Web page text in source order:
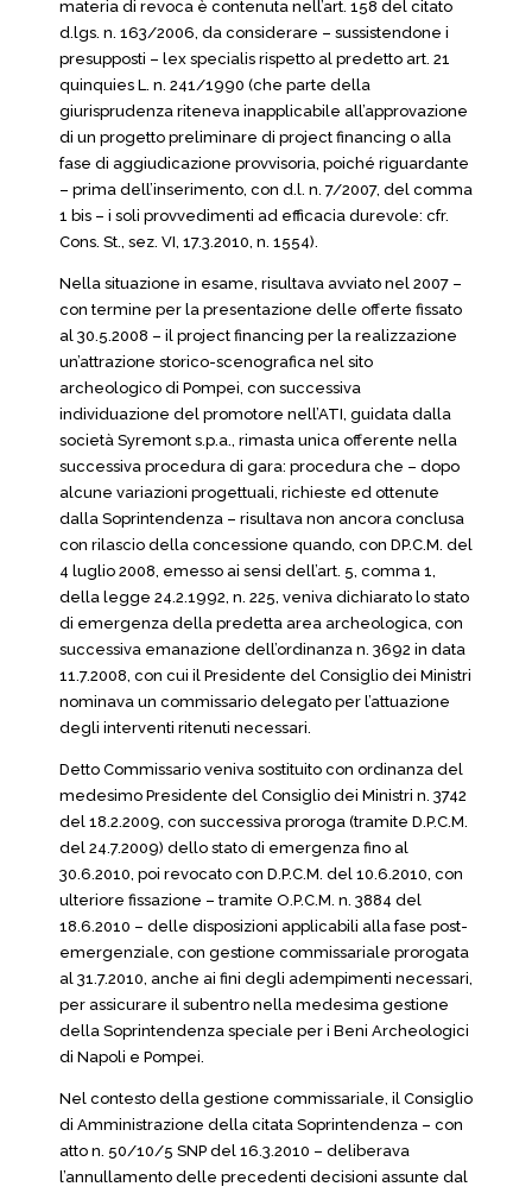
materia di revoca è contenuta nell’art. 158 del citato
d.lgs. n. 163/2006, da considerare – sussistendone i
presupposti – lex specialis rispetto al predetto art. 21
quinquies L. n. 241/1990 (che parte della
giurisprudenza riteneva inapplicabile all’approvazione
di un progetto preliminare di project financing o alla
fase di aggiudicazione provvisoria, poiché riguardante
– prima dell’inserimento, con d.l. n. 7/2007, del comma
1 bis – i soli provvedimenti ad efficacia durevole: cfr.
Cons. St., sez. VI, 17.3.2010, n. 1554).
Nella situazione in esame, risultava avviato nel 2007 –
con termine per la presentazione delle offerte fissato
al 30.5.2008 – il project financing per la realizzazione
un’attrazione storico-scenografica nel sito
archeologico di Pompei, con successiva
individuazione del promotore nell’ATI, guidata dalla
società Syremont s.p.a., rimasta unica offerente nella
successiva procedura di gara: procedura che – dopo
alcune variazioni progettuali, richieste ed ottenute
dalla Soprintendenza – risultava non ancora conclusa
con rilascio della concessione quando, con DP.C.M. del
4 luglio 2008, emesso ai sensi dell’art. 5, comma 1,
della legge 24.2.1992, n. 225, veniva dichiarato lo stato
di emergenza della predetta area archeologica, con
successiva emanazione dell’ordinanza n. 3692 in data
11.7.2008, con cui il Presidente del Consiglio dei Ministri
nominava un commissario delegato per l’attuazione
degli interventi ritenuti necessari.
Detto Commissario veniva sostituito con ordinanza del
medesimo Presidente del Consiglio dei Ministri n. 3742
del 18.2.2009, con successiva proroga (tramite D.P.C.M.
del 24.7.2009) dello stato di emergenza fino al
30.6.2010, poi revocato con D.P.C.M. del 10.6.2010, con
ulteriore fissazione – tramite O.P.C.M. n. 3884 del
18.6.2010 – delle disposizioni applicabili alla fase post-
emergenziale, con gestione commissariale prorogata
al 31.7.2010, anche ai fini degli adempimenti necessari,
per assicurare il subentro nella medesima gestione
della Soprintendenza speciale per i Beni Archeologici
di Napoli e Pompei.
Nel contesto della gestione commissariale, il Consiglio
di Amministrazione della citata Soprintendenza – con
atto n. 50/10/5 SNP del 16.3.2010 – deliberava
l’annullamento delle precedenti decisioni assunte dal